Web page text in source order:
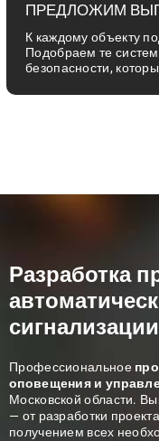
ПРЕДЛОЖИМ
К каждому объекту
Подобраем те
безопасности,
Разработка
Профессиональное
оповещения и
Московской области.
— от разработки
получением всех